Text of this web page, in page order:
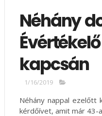
Néhány
kapcsán
1/16/2019
Néhány nappal
kérdőívet, amit már 43-